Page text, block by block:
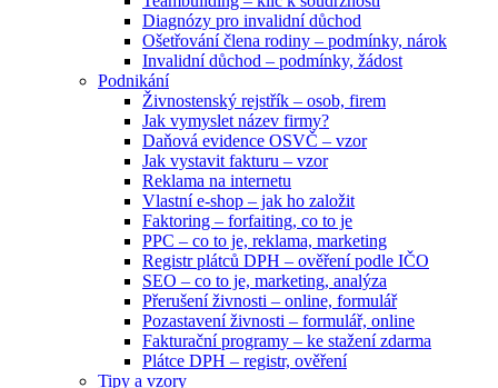
Diagnózy pro invalidní důchod
Ošetřování člena rodiny – podmínky, nárok
Invalidní důchod – podmínky, žádost
Podnikání
Živnostenský rejstřík – osob, firem
Jak vymyslet název firmy?
Daňová evidence OSVČ – vzor
Jak vystavit fakturu – vzor
Reklama na internetu
Vlastní e-shop – jak ho založit
Faktoring – forfaiting, co to je
PPC – co to je, reklama, marketing
Registr plátců DPH – ověření podle IČO
SEO – co to je, marketing, analýza
Přerušení živnosti – online, formulář
Pozastavení živnosti – formulář, online
Fakturační programy – ke stažení zdarma
Plátce DPH – registr, ověření
Tipy a vzory